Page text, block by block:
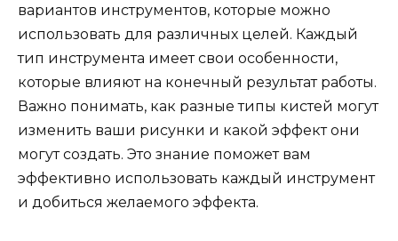
вариантов инструментов, которые можно
использовать для различных целей. Каждый
тип инструмента имеет свои особенности,
которые влияют на конечный результат работы.
Важно понимать, как разные типы кистей могут
изменить ваши рисунки и какой эффект они
могут создать. Это знание поможет вам
эффективно использовать каждый инструмент
и добиться желаемого эффекта.